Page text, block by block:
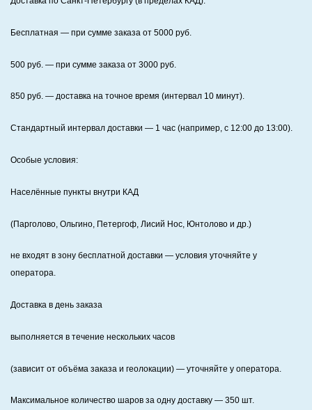
Бесплатная — при сумме заказа от 5000 руб.
500 руб. — при сумме заказа от 3000 руб.
850 руб. — доставка на точное время (интервал 10 минут).
Стандартный интервал доставки — 1 час (например, с 12:00 до 13:00).
Особые условия:
Населённые пункты внутри КАД
(Парголово, Ольгино, Петергоф, Лисий Нос, Юнтолово и др.)
не входят в зону бесплатной доставки — условия уточняйте у
оператора.
Доставка в день заказа
выполняется в течение нескольких часов
(зависит от объёма заказа и геолокации) — уточняйте у оператора.
Максимальное количество шаров за одну доставку — 350 шт.